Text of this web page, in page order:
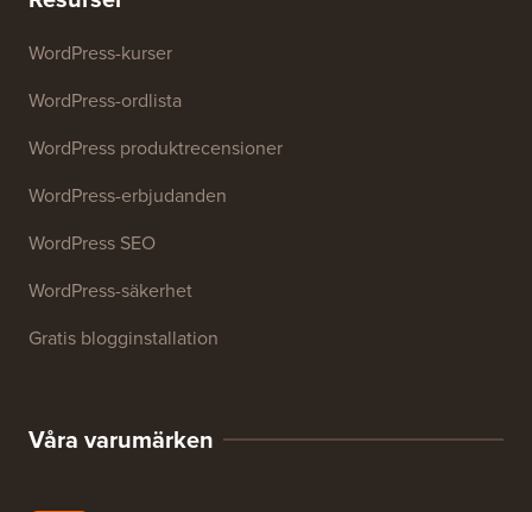
Webbplats SEO-analysator
E-postsignaturgenerator
27+ gratis företagsverktyg
Resurser
WordPress-kurser
WordPress-ordlista
WordPress produktrecensioner
WordPress SEO